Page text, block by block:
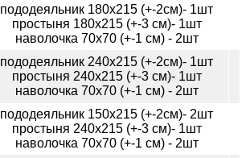
пододеяльник 180х215 (+-2см)- 1шт
простыня 180х215 (+-3 см)- 1шт
наволочка 70х70 (+-1 см) - 2шт
пододеяльник 240х215 (+-2см)- 1шт
простыня 240х215 (+-3 см)- 1шт
наволочка 70х70 (+-1 см) - 2шт
пододеяльник 150х215 (+-2см)- 2шт
простыня 240х215 (+-3 см)- 1шт
наволочка 70х70 (+-1 см) - 2шт